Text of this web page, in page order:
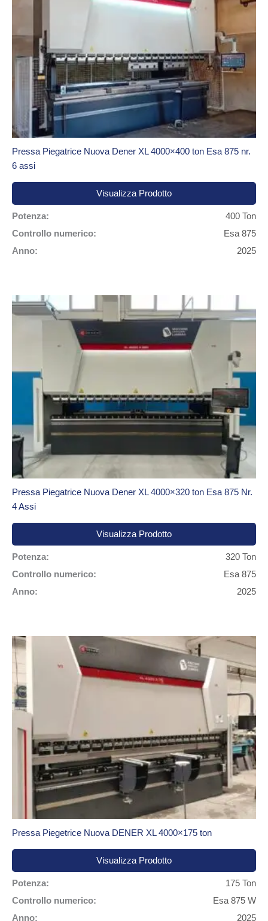
Pressa Piegatrice Nuova Dener XL 4000×400 ton Esa 875 nr.
6 assi
Visualizza Prodotto
Potenza:
400 Ton
Controllo numerico:
Esa 875
Anno:
2025
Pressa Piegatrice Nuova Dener XL 4000×320 ton Esa 875 Nr.
4 Assi
Visualizza Prodotto
Potenza:
320 Ton
Controllo numerico:
Esa 875
Anno:
2025
Pressa Piegetrice Nuova DENER XL 4000×175 ton
Visualizza Prodotto
Potenza:
175 Ton
Controllo numerico:
Esa 875 W
Anno:
2025